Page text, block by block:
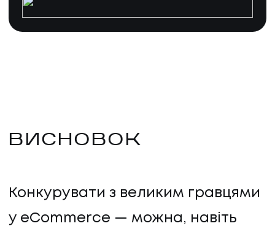
ВИСНОВОК
Конкурувати з великим гравцями
у eCommerce — можна, навіть